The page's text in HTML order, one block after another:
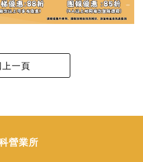
營業所